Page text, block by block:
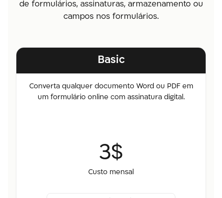
de formulários, assinaturas, armazenamento ou
campos nos formulários.
Basic
Converta qualquer documento Word ou PDF em
um formulário online com assinatura digital.
3$
Custo mensal